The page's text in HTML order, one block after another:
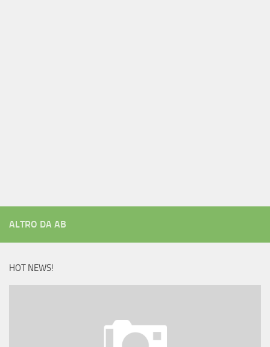
ALTRO DA AB
HOT NEWS!